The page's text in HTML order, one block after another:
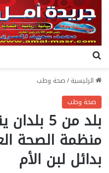
الرئيسية/صحة وطب
صحة وطب
بلد من 5
منظمة الصحة
بدائل لبن الأم